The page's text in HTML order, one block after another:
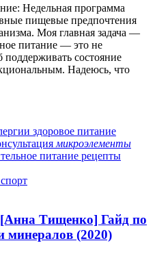
Недельная программа
пищевые предпочтения
Моя главная задача —
питание — это не
поддерживать состояние
Надеюсь, что
здоровое питание
микроэлементы
питание рецепты
[Анна Тищенко] Гайд по
минералов (2020)